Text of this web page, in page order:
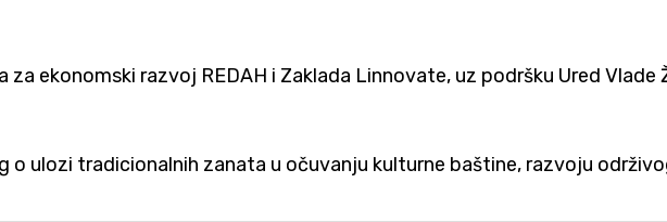
za ekonomski razvoj REDAH i Zaklada Linnovate, uz podršku Ured
ulozi tradicionalnih zanata u očuvanju kulturne baštine, razvoju